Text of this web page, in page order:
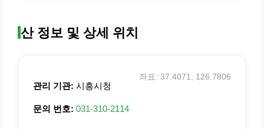
산 정보 및 상세 위치
관리 기관: 시흥시청
문의 번호: 031-310-2114
좌표: 37.4071, 126.7806